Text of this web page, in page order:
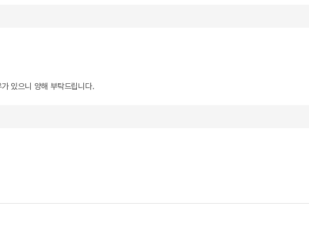
있으니 양해 부탁드립니다.